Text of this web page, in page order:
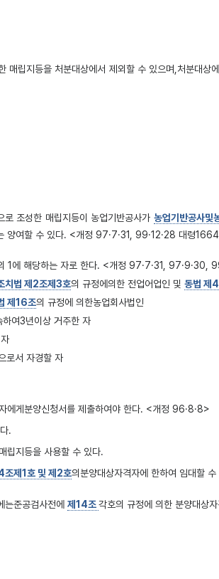
립지등을 처분대상에서 제외할 수 있으며,처분대
조성한 매립지등이 농업기반공사가 농업기반공사및
양여할 수 있다. <개정 97·7·31, 99·12·28 대령
1에 해당하는 자로 한다. <개정 97·7·31, 97·9·30,
치법 제2조제3호의 규정에의한 전업어업인 및 동법 제
제16조의 규정에 의한농업회사법인
하여3년이상 거주한 자
로서 자경할 자
에게분양신청서를 제출하여야 한다. <개정 96·8·8>
.
립지등을 사용할 수 있다.
조제1호 및 제2호의분양대상자격자에 한하여 임대할
준공검사전에 제14조각호의 규정에 의한 분양대상